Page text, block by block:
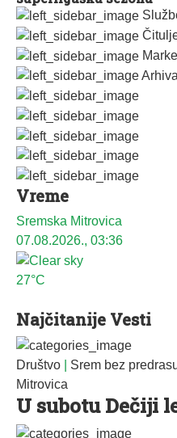
Arhiva
Vreme
Sremska Mitrovica
07.08.2026., 03:36
27°C
Najčitanije Vesti
Društvo Srem bez
Mitrovica
U subotu Dečiji